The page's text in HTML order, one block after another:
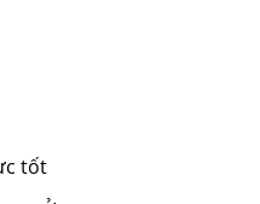
tốt